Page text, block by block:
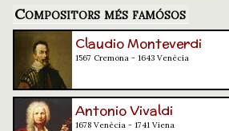
Compositors més famósos
Claudio Monteverdi
1567 Cremona - 1643 Venècia
Antonio Vivaldi
1678 Venècia - 1741 Viena